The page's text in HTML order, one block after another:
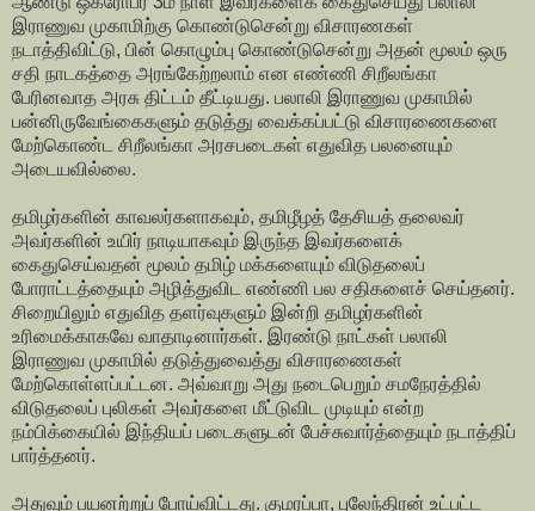
இராணுவ முகாமிற்கு கொண்டுசென்று விசாரணகள்
நடாத்திவிட்டு, பின் கொழும்பு கொண்டுசென்று அதன் மூலம் ஒரு
சதி நாடகத்தை அரங்கேற்றலாம் என எண்ணி சிறீலங்கா
பேரினவாத அரசு திட்டம் தீட்டியது. பலாலி இராணுவ முகாமில்
பன்னிருவேங்கைகளும் தடுத்து வைக்கப்பட்டு விசாரணைகளை
மேற்கொண்ட சிறீலங்கா அரசபடைகள் எதுவித பலனையும்
அடையவில்லை.
தமிழர்களின் காவலர்களாகவும், தமிழீழத் தேசியத் தலைவர்
அவர்களின் உயிர் நாடியாகவும் இருந்த இவர்களைக்
கைதுசெய்வதன் மூலம் தமிழ் மக்களையும் விடுதலைப்
போராட்டத்தையும் அழித்துவிட எண்ணி பல சதிகளைச் செய்தனர்.
சிறையிலும் எதுவித தளர்வுகளும் இன்றி தமிழர்களின்
உரிமைக்காகவே வாதாடினார்கள். இரண்டு நாட்கள் பலாலி
இராணுவ முகாமில் தடுத்துவைத்து விசாரணைகள்
மேற்கொள்ளப்பட்டன. அவ்வாறு அது நடைபெறும் சமநேரத்தில்
விடுதலைப் புலிகள் அவர்களை மீட்டுவிட முடியும் என்ற
நம்பிக்கையில் இந்தியப் படைகளுடன் பேச்சுவார்த்தையும் நடாத்திப்
பார்த்தனர்.
அதுவும் பயனற்றுப் போய்விட்டது. குமரப்பா, புலேந்திரன் உட்பட்ட